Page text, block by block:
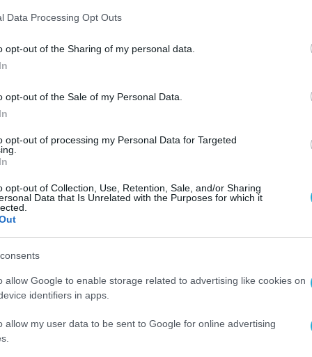
Data Processing Opt Outs
opt-out of the Sharing of my personal data.
opt-out of the Sale of my Personal Data.
opt-out of processing my Personal Data for Targeted
opt-out of Collection, Use, Retention, Sale, and/or Sharing
Data that Is Unrelated with the Purposes for which it
allow Google to enable storage related to advertising like cookies on
identifiers in apps.
allow my user data to be sent to Google for online advertising
με την Ευρωπαϊκή Ένωση που έχει
δηλώνοντας ότι η κυβέρνηση της χώρας του
ελληνικών εταιριών που
στην ΠΓΔΜ να δανείζονται κεφάλαια από
και να τα μεταφέρουν στις μητρικές τους,
εκροές κεφαλαίων προς ξένες χώρες,
και της Ελλάδας. Αυτή είναι μια νέα
θα επιτρέψουμε να κλιμακωθεί. Δεν θα
επιχειρήσεις (που
στα Σκόπια) να παίρνουν δάνεια από
και να τα μεταφέρουν στις
στην Ελλάδα»,
σημείο των αρχικών δηλώσεων του